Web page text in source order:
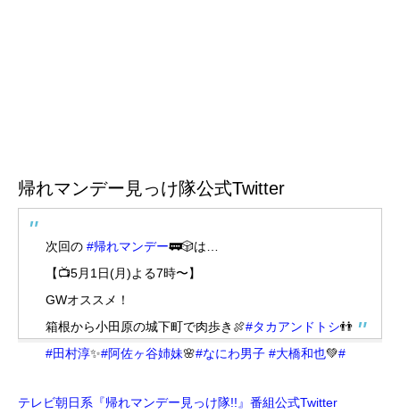
帰れマンデー見っけ隊公式Twitter
次回の #帰れマンデー🚃🎲は…
【📺5月1日(月)よる7時〜】
GWオススメ！
箱根から小田原の城下町で肉歩き🍖#タカアンドトシ👬
#田村淳✨#阿佐ヶ谷姉妹🌸#なにわ男子 #大橋和也💚#
制覇まであと1人
テレビ朝日系『帰れマンデー見っけ隊!!』番組公式Twitter